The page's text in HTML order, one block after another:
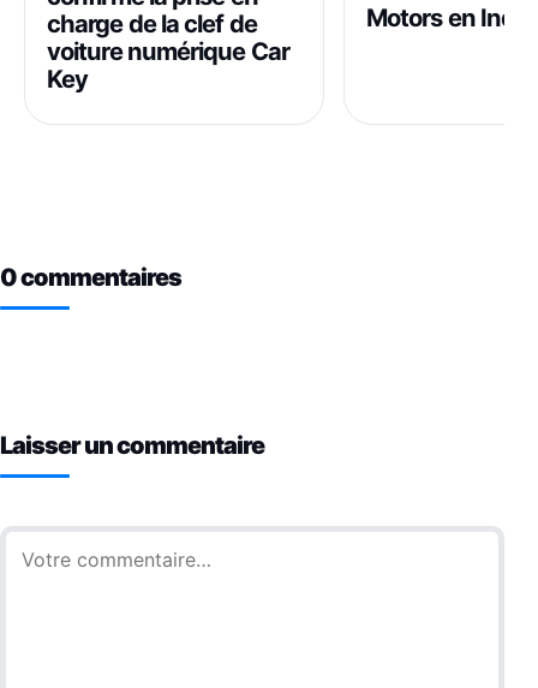
charge de la clef de
voiture numérique Car
Key
Motors en Inde
0 commentaires
Laisser un commentaire
Commentaire